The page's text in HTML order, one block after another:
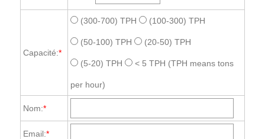
Capacité:*
(300-700) TPH (100-300) TPH
(50-100) TPH (20-50) TPH
(5-20) TPH < 5 TPH (TPH means tons
per hour)
Nom:*
Email:*